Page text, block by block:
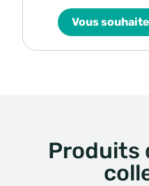
Vous
Produits